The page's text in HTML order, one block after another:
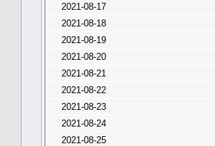
2021-08-17
2021-08-18
2021-08-19
2021-08-20
2021-08-21
2021-08-22
2021-08-23
2021-08-24
2021-08-25